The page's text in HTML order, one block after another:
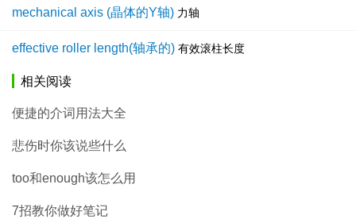
mechanical axis (晶体的Y轴) 力轴
effective roller length(轴承的) 有效滚柱长度
相关阅读
便捷的介词用法大全
悲伤时你该说些什么
too和enough该怎么用
7招教你做好笔记